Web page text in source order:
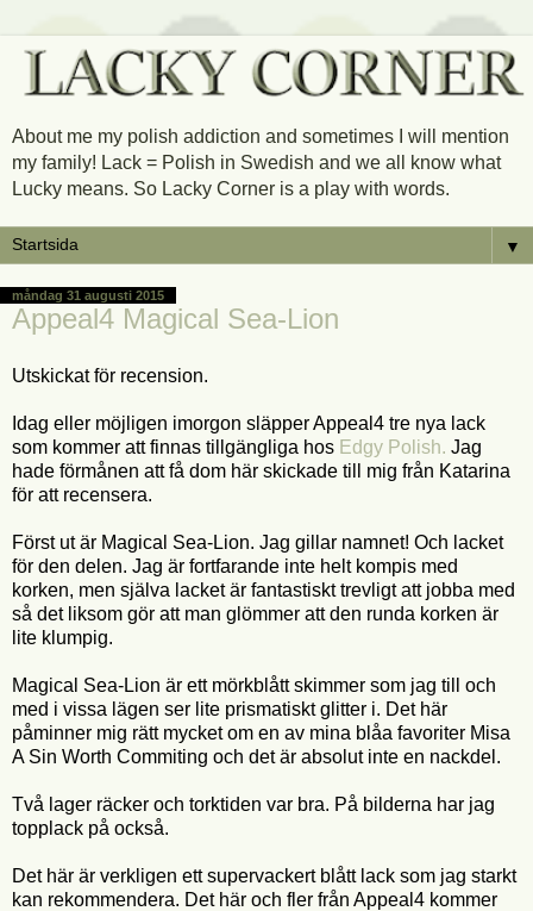
About me my polish addiction and sometimes I will mention
my family! Lack = Polish in Swedish and we all know what
Lucky means. So Lacky Corner is a play with words.
▼
måndag 31 augusti 2015
Appeal4 Magical Sea-Lion
Utskickat för recension.
Idag eller möjligen imorgon släpper Appeal4 tre nya lack
som kommer att finnas tillgängliga hos Edgy Polish. Jag
hade förmånen att få dom här skickade till mig från Katarina
för att recensera.
Först ut är Magical Sea-Lion. Jag gillar namnet! Och lacket
för den delen. Jag är fortfarande inte helt kompis med
korken, men själva lacket är fantastiskt trevligt att jobba med
så det liksom gör att man glömmer att den runda korken är
lite klumpig.
Magical Sea-Lion är ett mörkblått skimmer som jag till och
med i vissa lägen ser lite prismatiskt glitter i. Det här
påminner mig rätt mycket om en av mina blåa favoriter Misa
A Sin Worth Commiting och det är absolut inte en nackdel.
Två lager räcker och torktiden var bra. På bilderna har jag
topplack på också.
Det här är verkligen ett supervackert blått lack som jag starkt
kan rekommendera. Det här och fler från Appeal4 kommer